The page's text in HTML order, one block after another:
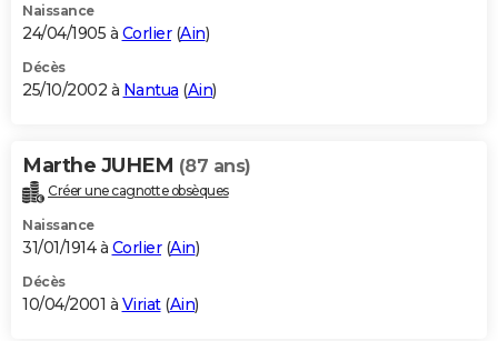
Naissance
24/04/1905 à Corlier(Ain)
Décès
25/10/2002 à Nantua (Ain)
Marthe JUHEM (87 ans)
Créer une cagnotte obsèques
Naissance
31/01/1914 à Corlier(Ain)
Décès
10/04/2001 à Viriat(Ain)